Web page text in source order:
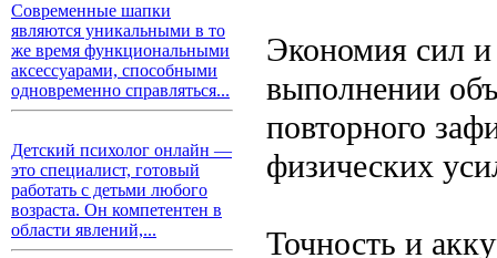
Современные шапки
являются уникальными в то
же время функциональными
аксессуарами, способными
одновременно справляться...
Детский психолог онлайн —
это специалист, готовый
работать с детьми любого
возраста. Он компетентен в
области явлений,...
Экономия сил
выполнении
повторного
физических
Точность и